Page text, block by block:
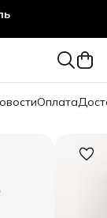
Оплата